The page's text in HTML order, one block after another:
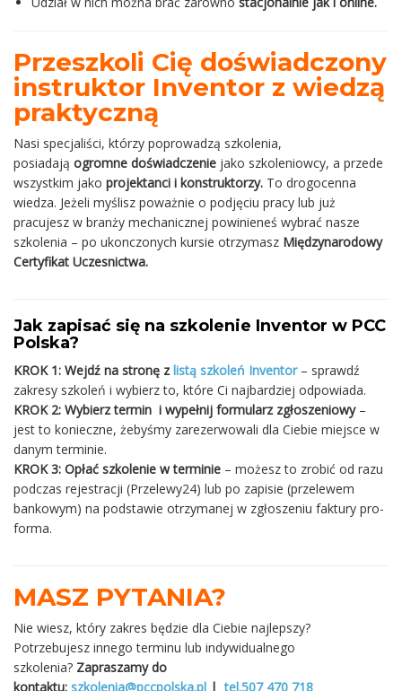
Przeszkoli Cię doświadczony
instruktor Inventor z wiedzą
praktyczną
Nasi specjaliści, którzy poprowadzą szkolenia,
posiadają ogromne doświadczenie jako szkoleniowcy, a przede
wszystkim jako projektanci i konstruktorzy. To drogocenna
wiedza. Jeżeli myślisz poważnie o podjęciu pracy lub już
pracujesz w branży mechanicznej powinieneś wybrać nasze
szkolenia – po ukonczonych kursie otrzymasz Międzynarodowy
Certyfikat Uczesnictwa.
Jak zapisać się na szkolenie Inventor w PCC
Polska?
KROK 1: Wejdź na stronę zlistą szkoleń Inventor – sprawdź
zakresy szkoleń i wybierz to, które Ci najbardziej odpowiada.
KROK 2: Wybierz termin i wypełnij formularz zgłoszeniowy –
jest to konieczne, żebyśmy zarezerwowali dla Ciebie miejsce w
danym terminie.
KROK 3: Opłać szkolenie w terminie – możesz to zrobić od razu
podczas rejestracji (Przelewy24) lub po zapisie (przelewem
bankowym) na podstawie otrzymanej w zgłoszeniu faktury pro-
forma.
MASZ PYTANIA?
Nie wiesz, który zakres będzie dla Ciebie najlepszy?
Potrzebujesz innego terminu lub indywidualnego
szkolenia? Zapraszamy do
kontaktu: szkolenia@pccpolska.pl | tel.507 470 718